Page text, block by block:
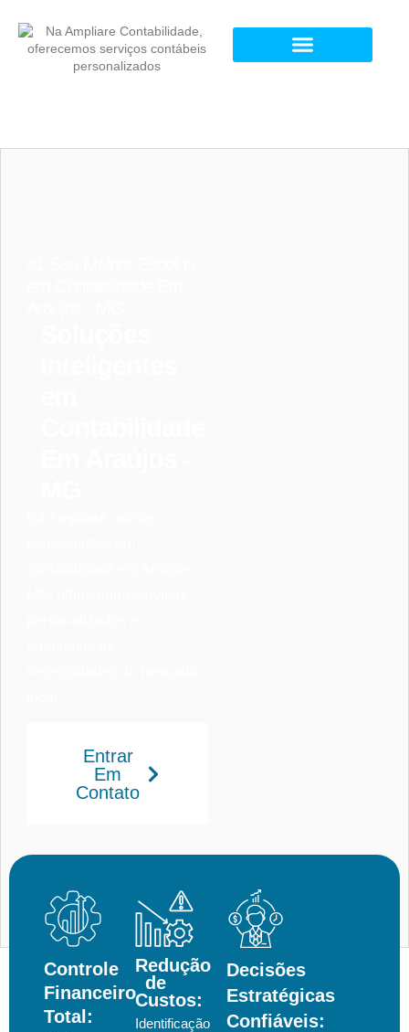
Entrar
Em
Contato
Controle
Financeiro
Total:
Redução
de
Custos:
Identificação
Decisões
Estratégicas
Confiáveis: